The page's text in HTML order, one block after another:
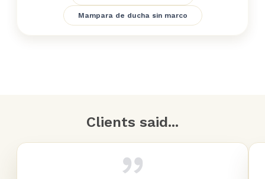
Mampara de ducha sin marco
Clients said...